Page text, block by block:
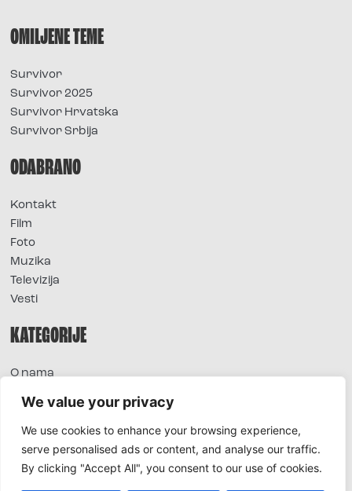
We value your privacy
We use cookies to enhance your browsing experience,
serve personalised ads or content, and analyse our traffic.
By clicking "Accept All", you consent to our use of cookies.
OMILJENE TEME
Survivor
Survivor 2025
Survivor Hrvatska
Survivor Srbija
ODABRANO
Kontakt
Film
Foto
Muzika
Televizija
Vesti
KATEGORIJE
O nama
Extra
Foto
Moda
TV